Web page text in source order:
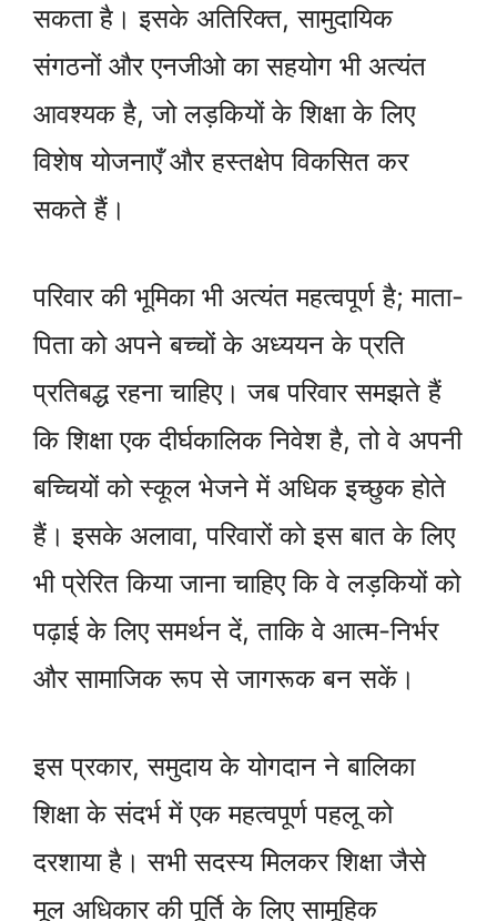
सकता है। इसके अतिरिक्त, सामुदायिक
संगठनों और एनजीओ का सहयोग भी अत्यंत
आवश्यक है, जो लड़कियों के शिक्षा के लिए
विशेष योजनाएँ और हस्तक्षेप विकसित कर
सकते हैं।
परिवार की भूमिका भी अत्यंत महत्वपूर्ण है; माता-
पिता को अपने बच्चों के अध्ययन के प्रति
प्रतिबद्ध रहना चाहिए। जब परिवार समझते हैं
कि शिक्षा एक दीर्घकालिक निवेश है, तो वे अपनी
बच्चियों को स्कूल भेजने में अधिक इच्छुक होते
हैं। इसके अलावा, परिवारों को इस बात के लिए
भी प्रेरित किया जाना चाहिए कि वे लड़कियों को
पढ़ाई के लिए समर्थन दें, ताकि वे आत्म-निर्भर
और सामाजिक रूप से जागरूक बन सकें।
इस प्रकार, समुदाय के योगदान ने बालिका
शिक्षा के संदर्भ में एक महत्वपूर्ण पहलू को
दरशाया है। सभी सदस्य मिलकर शिक्षा जैसे
मूल अधिकार की पूर्ति के लिए सामूहिक